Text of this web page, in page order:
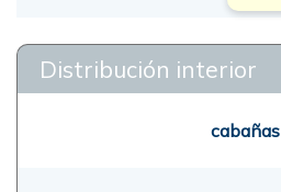
Distribución interior
cabañas